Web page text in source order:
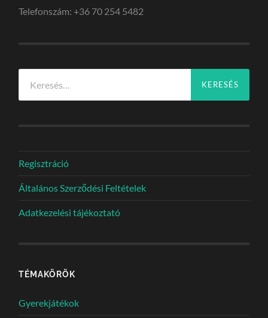
Telefonszám: +36 70 254 5482
Regisztráció
Általános Szerződési Feltételek
Adatkezelési tájékoztató
TÉMAKÖRÖK
Gyerekjátékok